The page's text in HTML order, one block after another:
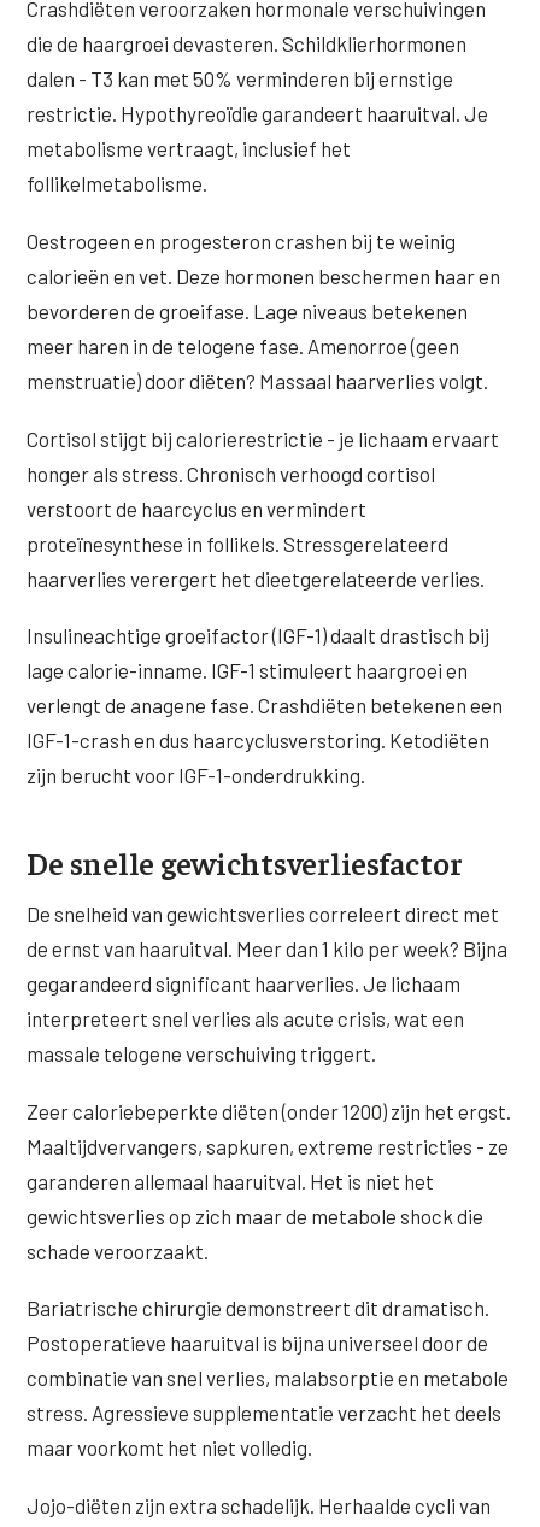
Crashdiëten veroorzaken hormonale verschuivingen
die de haargroei devasteren. Schildklierhormonen
dalen - T3 kan met 50% verminderen bij ernstige
restrictie. Hypothyreoïdie garandeert haaruitval. Je
metabolisme vertraagt, inclusief het
follikelmetabolisme.
Oestrogeen en progesteron crashen bij te weinig
calorieën en vet. Deze hormonen beschermen haar en
bevorderen de groeifase. Lage niveaus betekenen
meer haren in de telogene fase. Amenorroe (geen
menstruatie) door diëten? Massaal haarverlies volgt.
Cortisol stijgt bij calorierestrictie - je lichaam ervaart
honger als stress. Chronisch verhoogd cortisol
verstoort de haarcyclus en vermindert
proteïnesynthese in follikels. Stressgerelateerd
haarverlies verergert het dieetgerelateerde verlies.
Insulineachtige groeifactor (IGF-1) daalt drastisch bij
lage calorie-inname. IGF-1 stimuleert haargroei en
verlengt de anagene fase. Crashdiëten betekenen een
IGF-1-crash en dus haarcyclusverstoring. Ketodiëten
zijn berucht voor IGF-1-onderdrukking.
De snelle gewichtsverliesfactor
De snelheid van gewichtsverlies correleert direct met
de ernst van haaruitval. Meer dan 1 kilo per week? Bijna
gegarandeerd significant haarverlies. Je lichaam
interpreteert snel verlies als acute crisis, wat een
massale telogene verschuiving triggert.
Zeer caloriebeperkte diëten (onder 1200) zijn het ergst.
Maaltijdvervangers, sapkuren, extreme restricties - ze
garanderen allemaal haaruitval. Het is niet het
gewichtsverlies op zich maar de metabole shock die
schade veroorzaakt.
Bariatrische chirurgie demonstreert dit dramatisch.
Postoperatieve haaruitval is bijna universeel door de
combinatie van snel verlies, malabsorptie en metabole
stress. Agressieve supplementatie verzacht het deels
maar voorkomt het niet volledig.
Jojo-diëten zijn extra schadelijk. Herhaalde cycli van